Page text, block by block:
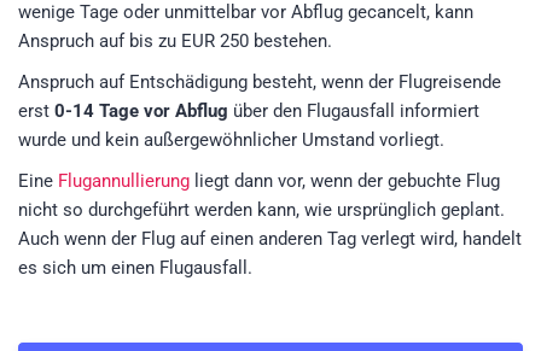
wenige Tage oder unmittelbar vor Abflug gecancelt, kann
Anspruch auf bis zu EUR 250 bestehen.
Anspruch auf Entschädigung besteht, wenn der Flugreisende
erst 0-14 Tage vor Abflug über den Flugausfall informiert
wurde und kein außergewöhnlicher Umstand vorliegt.
Eine Flugannullierung liegt dann vor, wenn der gebuchte Flug
nicht so durchgeführt werden kann, wie ursprünglich geplant.
Auch wenn der Flug auf einen anderen Tag verlegt wird, handelt
es sich um einen Flugausfall.